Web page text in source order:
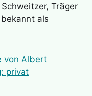
Träger
als